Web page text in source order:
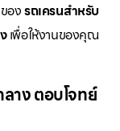
องรถเครนสำหรับ
เพื่อให้งานของคุณ
าง ตอบโจทย์